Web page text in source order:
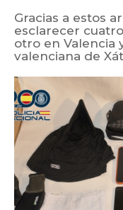
Gracias a estos
esclarecer
otro en Valencia
valenciana de